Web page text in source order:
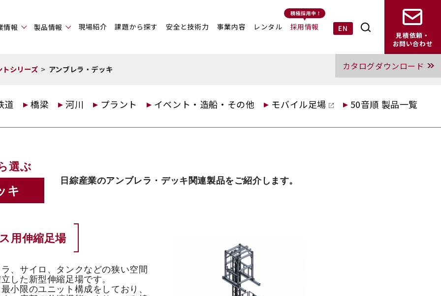
情報 製品情報 現場紹介 課題から探す 安全と技術力 事業内容 レンタル 採用情報 EN
見積依頼・
お問い合わせ
カタログダウンロード
トシリーズ アンブレラ・デッキ
道 橋梁 河川 プラント イベント・造船・その他 モバイル足場 50音順 製品一覧
選ぶ
キ
日綜産業のアンブレラ・デッキ関連製品をご紹介します。
用伸縮足場
、サイロ、タンクなどの狭い空間
した新型伸縮足場です。
小限のユニット構成をしており、